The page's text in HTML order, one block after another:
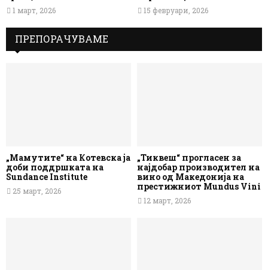
1 март, 2026 15 февруари, 2026
ПРЕПОРАЧУВАМЕ
„Мамутите“ на Котевска ја
доби поддршката на
Sundance Institute
25 март, 2026
„Тиквеш“ прогласен за
најдобар производител на
вино од Македонија на
престижниот Mundus Vini
12 март, 2026